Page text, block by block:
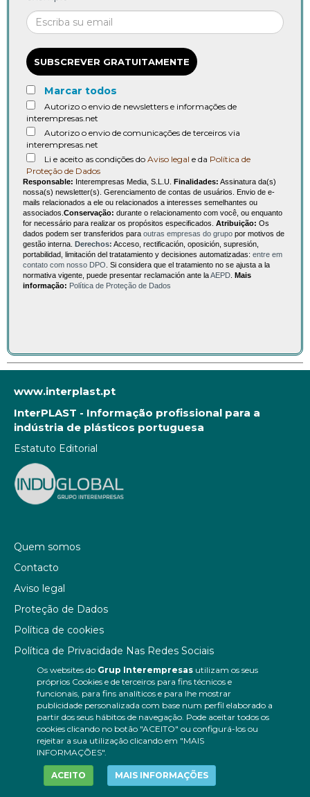
Os websites do Grup Interempresasutilizam os seus
próprios Cookies e de terceiros para fins técnicos e
funcionais, para fins analíticos e para lhe mostrar
publicidade personalizada com base num perfil elaborado a
partir dos seus hábitos de navegação. Pode aceitar todos os
cookies clicando no botão "ACEITO" ou configurá-los ou
rejeitar a sua utilização clicando em "MAIS
INFORMAÇÕES".
ACEITO MAIS INFORMAÇÕES
SUBSCREVER GRATUITAMENTE
Marcar todos
Autorizo o envio de newsletters e informações de
interempresas.net
Autorizo o envio de comunicações de terceiros via
interempresas.net
Li e aceito as condições do Aviso legal e da Política de
Proteção de Dados
Responsable: Interempresas Media, S.L.U. Finalidades: Assinatura da(s)
nossa(s) newsletter(s). Gerenciamento de contas de usuários. Envio de e-
mails relacionados a ele ou relacionados a interesses semelhantes ou
associados. Conservação: durante o relacionamento com você, ou enquanto
for necessário para realizar os propósitos especificados. Atribuição: Os
dados podem ser transferidos para outras empresas do grupo por motivos de
gestão interna.
Derechos: Acceso, rectificación, oposición, supresión,
portabilidad, limitación del tratatamiento y decisiones automatizadas: entre em
contato com nosso DPO . Si considera que el tratamiento no se ajusta a la
normativa vigente, puede presentar reclamación ante laAEPD
Mais
informação: Política de Proteção de Dados
www.interplast.pt
InterPLAST - Informação profissional para a
indústria de plásticos portuguesa
Estatuto Editorial
Quem somos
Contacto
Aviso legal
Proteção de Dados
Política de cookies
Política de Privacidade Nas Redes Sociais
Canal de denúncias
Colaborações editoriais